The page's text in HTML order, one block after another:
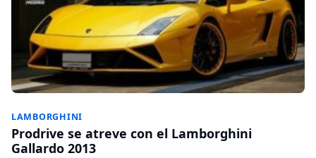
LAMBORGHINI
Prodrive se atreve con el Lamborghini
Gallardo 2013